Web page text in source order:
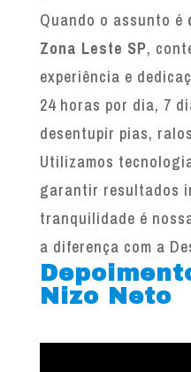
Quando o assunto é
Zona Leste SP,
experiência e
24 horas por dia, 7
desentupir pias,
Utilizamos
garantir resultados
tranquilidade é
a diferença com a
Nizo Neto